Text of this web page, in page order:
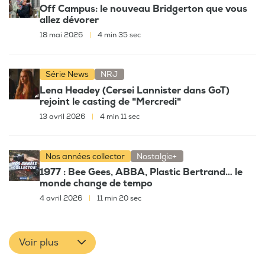
Off Campus: le nouveau Bridgerton que vous
allez dévorer
18 mai 2026 4 min 35 sec
Série News NRJ
Lena Headey (Cersei Lannister dans GoT)
rejoint le casting de "Mercredi"
13 avril 2026 4 min 11 sec
Nos années collector Nostalgie+
1977 : Bee Gees, ABBA, Plastic Bertrand… le
monde change de tempo
4 avril 2026 | 11 min 20 sec
Voir plus